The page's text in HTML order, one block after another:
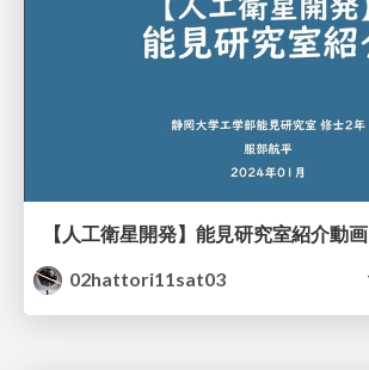
【人工衛星開発】能見研究室紹介動画
02hattori11sat03